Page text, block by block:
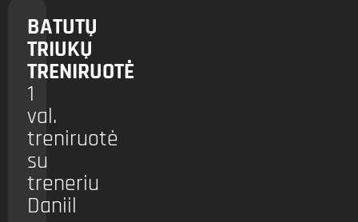
BATUTŲ
TRIUKŲ
TRENIRUOTĖ
1
val.
treniruotė
su
treneriu
Daniil